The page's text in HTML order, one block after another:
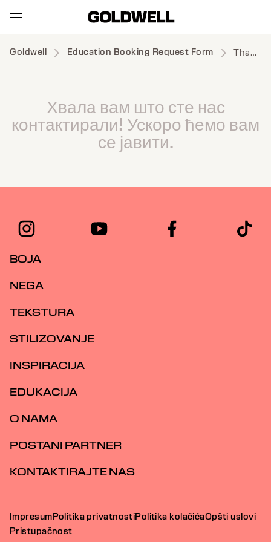
Goldwell Education Booking Request Form Thank you
Хвала вам што сте нас
контактирали! Ускоро ћемо вам
се јавити.
BOJA
NEGA
TEKSTURA
STILIZOVANJE
INSPIRACIJA
EDUKACIJA
O NAMA
POSTANI PARTNER
KONTAKTIRAJTE NAS
ImpresumPolitika privatnostiPolitika kolačićaOpšti uslovi
Pristupačnost